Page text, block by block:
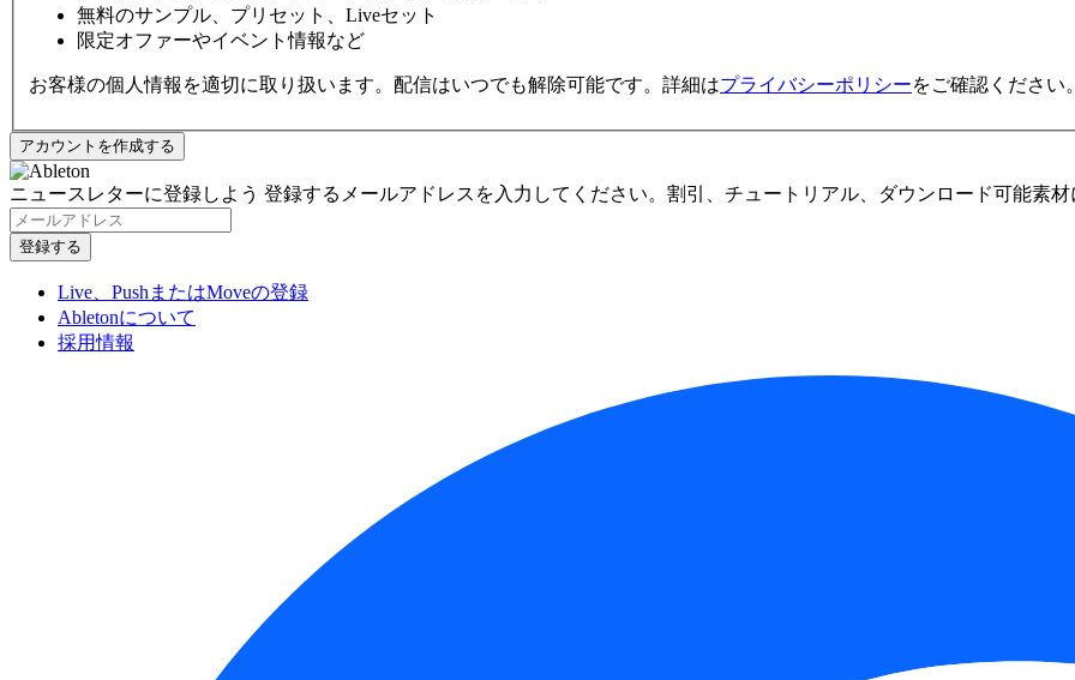
無料のサンプル、プリセット、Liveセット
限定オファーやイベント情報など
お客様の個人情報を適切に取り扱います。配信はいつでも解除可能です。詳細はプライバシーポリシーをご確認ください
ニュースレターに登録しよう 登録するメールアドレスを入力してください。割引、チュートリアル、ダウンロード可能素
Live、PushまたはMoveの登録
Abletonについて
採用情報